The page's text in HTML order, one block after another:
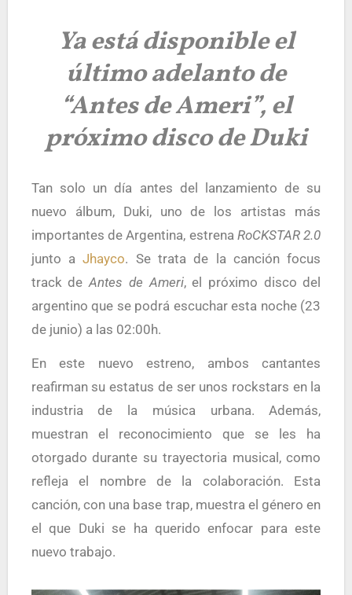
Ya está disponible el
último adelanto de
“Antes de Ameri”, el
próximo disco de Duki
Tan solo un día antes del lanzamiento de su
nuevo álbum, Duki, uno de los artistas más
importantes de Argentina, estrena RoCKSTAR 2.0
junto aJhayco. Se trata de la canción focus
track deAntes de Ameri, el próximo disco del
argentino que se podrá escuchar esta noche (23
de junio) a las 02:00h.
En este nuevo estreno, ambos cantantes
reafirman su estatus de ser unos rockstars en la
industria de la música urbana. Además,
muestran el reconocimiento que se les ha
otorgado durante su trayectoria musical, como
refleja el nombre de la colaboración. Esta
canción, con una base trap, muestra el género en
el que Duki se ha querido enfocar para este
nuevo trabajo.